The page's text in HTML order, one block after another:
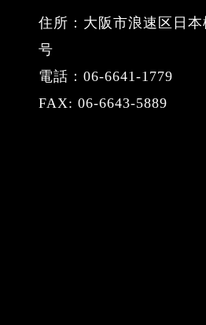
住所：大阪市浪速区日
号
電話：06-6641-1779
FAX: 06-6643-5889